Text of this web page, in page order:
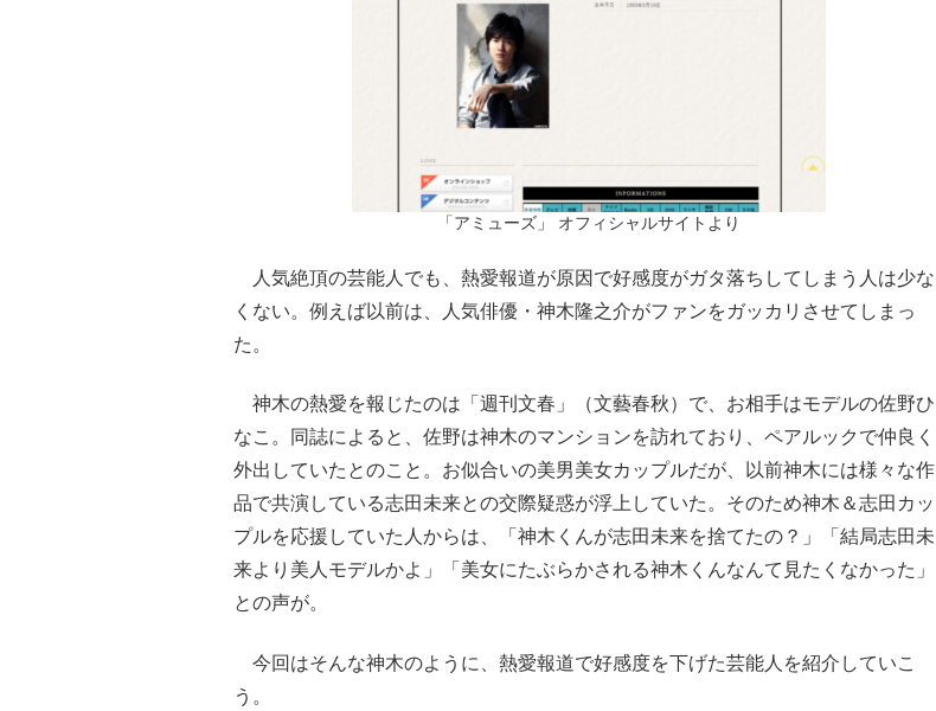
「アミューズ」 オフィシャルサイトより
人気絶頂の芸能人でも、熱愛報道が原因で好感度がガタ落ちしてしまう人は少な
くない。例えば以前は、人気俳優・神木隆之介がファンをガッカリさせてしまっ
た。
神木の熱愛を報じたのは「週刊文春」（文藝春秋）で、お相手はモデルの佐野ひ
なこ。同誌によると、佐野は神木のマンションを訪れており、ペアルックで仲良く
外出していたとのこと。お似合いの美男美女カップルだが、以前神木には様々な作
品で共演している志田未来との交際疑惑が浮上していた。そのため神木＆志田カッ
プルを応援していた人からは、「神木くんが志田未来を捨てたの？」「結局志田未
来より美人モデルかよ」「美女にたぶらかされる神木くんなんて見たくなかった」
との声が。
今回はそんな神木のように、熱愛報道で好感度を下げた芸能人を紹介していこ
う。